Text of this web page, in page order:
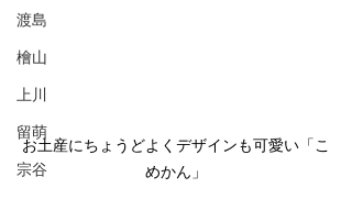
渡島
檜山
上川
留萌
宗谷
お土産にちょうどよくデザインも可愛い「こ
めかん」